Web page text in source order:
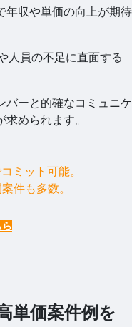
年収や単価の向上が期待
人員の不足に直面する
バーと的確なコミュニケ
められます。
ミット可能。
件も多数。
単価案件例を